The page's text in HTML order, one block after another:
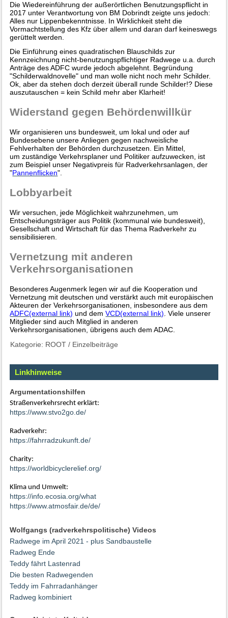
Die Wiedereinführung der außerörtlichen Benutzungspflicht in
2017 unter Verantwortung von BM Dobrindt zeigte uns jedoch:
Alles nur Lippenbekenntnisse. In Wirklichkeit steht die
Vormachtstellung des Kfz über allem und daran darf keineswegs
gerüttelt werden.
Die Einführung eines quadratischen Blauschilds zur
Kennzeichnung nicht-benutzungspflichtiger Radwege u.a. durch
Anträge des ADFC wurde jedoch abgelehnt. Begründung
"Schilderwaldnovelle" und man wolle nicht noch mehr Schilder.
Ok, aber da stehen doch derzeit überall runde Schilder!? Diese
auszutauschen = kein Schild mehr aber Klarheit!
Widerstand gegen Behördenwillkür
Wir organisieren uns bundesweit, um lokal und oder auf
Bundesebene unsere Anliegen gegen nachweisliche
Fehlverhalten der Behörden durchzusetzen. Ein Mittel,
um zuständige Verkehrsplaner und Politiker aufzuwecken, ist
zum Beispiel unser Negativpreis für Radverkehrsanlagen, der
"Pannenflicken".
Lobbyarbeit
Wir versuchen, jede Möglichkeit wahrzunehmen, um
Entscheidungsträger aus Politik (kommunal wie bundesweit),
Gesellschaft und Wirtschaft für das Thema Radverkehr zu
sensibilisieren.
Vernetzung mit anderen
Verkehrsorganisationen
Besonderes Augenmerk legen wir auf die Kooperation und
Vernetzung mit deutschen und verstärkt auch mit europäischen
Akteuren der Verkehrsorganisationen, insbesondere aus dem
ADFC(external link) und demVCD(external link). Viele unserer
Mitglieder sind auch Mitglied in anderen
Verkehrsorganisationen, übrigens auch dem ADAC.
Kategorie: ROOT / Einzelbeiträge
Linkhinweise
Argumentationshilfen
Straßenverkehrsrecht erklärt:
https://www.stvo2go.de/
Radverkehr:
https://fahrradzukunft.de/
Charity:
https://worldbicyclerelief.org/
Klima und Umwelt:
https://info.ecosia.org/what
https://www.atmosfair.de/de/
Wolfgangs (radverkehrspolitische) Videos
Radwege im April 2021 - plus Sandbaustelle
Radweg Ende
Teddy fährt Lastenrad
Die besten Radwegenden
Teddy im Fahrradanhänger
Radweg kombiniert